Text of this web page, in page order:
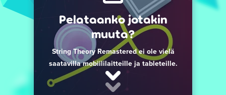
Pelataanko jotakin
muuta?
String Theory Remastered ei ole vielä
saatavilla mobiililaitteille ja tableteille.